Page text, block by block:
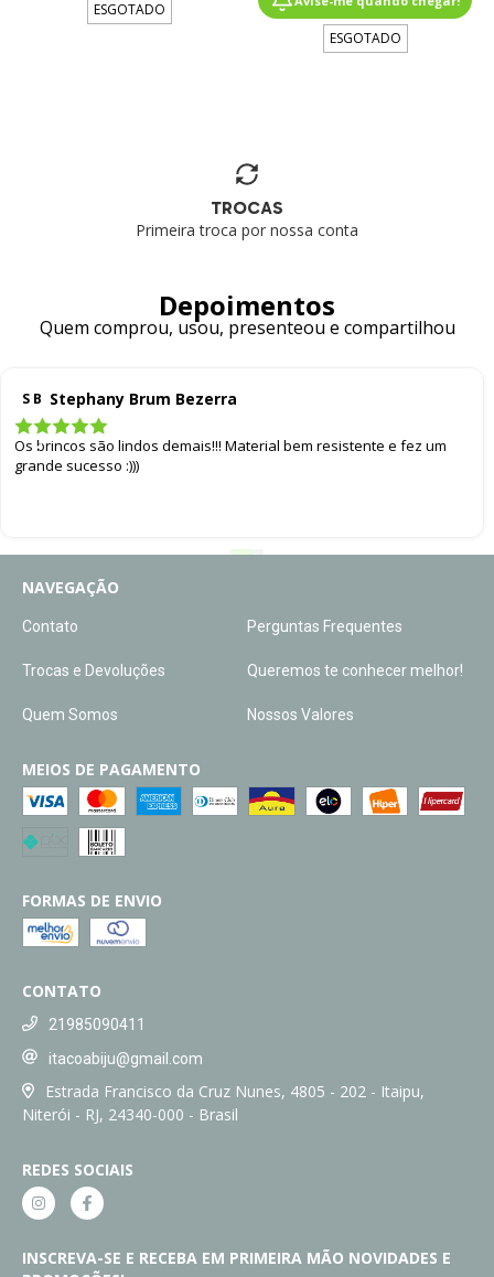
ESGOTADO
ESGOTADO
TROCAS
Primeira troca por nossa conta
Depoimentos
Quem comprou, usou, presenteou e compartilhou
S B Stephany Brum Bezerra
Os brincos são lindos demais!!! Material bem resistente e fez um
grande sucesso :)))
NAVEGAÇÃO
Contato Perguntas Frequentes
Trocas e Devoluções Queremos te conhecer melhor!
Quem Somos Nossos Valores
MEIOS DE PAGAMENTO
FORMAS DE ENVIO
CONTATO
21985090411
itacoabiju@gmail.com
Estrada Francisco da Cruz Nunes, 4805 - 202 - Itaipu,
Niterói - RJ, 24340-000 - Brasil
REDES SOCIAIS
INSCREVA-SE E RECEBA EM PRIMEIRA MÃO NOVIDADES E